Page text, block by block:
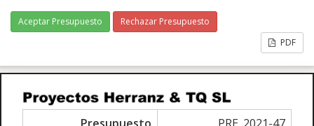
Aceptar Presupuesto
Rechazar Presupuesto
PDF